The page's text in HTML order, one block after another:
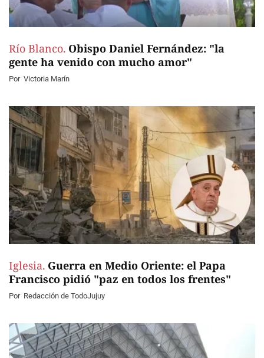
Río Blanco. Obispo Daniel Fernández: "la
gente ha venido con mucho amor"
Por Victoria Marín
Iglesia. Guerra en Medio Oriente: el Papa
Francisco pidió "paz en todos los frentes"
Por Redacción de TodoJujuy